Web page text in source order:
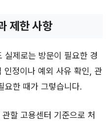
제한 사항
실제로는 방문이 필요한 경
인정이나 예외 사유 확인, 관
요한 때가 그렇습니다.
할 고용센터 기준으로 처